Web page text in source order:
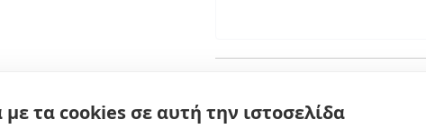
με τα cookies σε αυτή την ιστοσελίδα